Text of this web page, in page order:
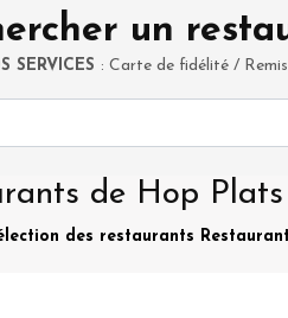
un
SERVICES : Carte de fidélité /
de Hop Plats
des restaurants Restaurant